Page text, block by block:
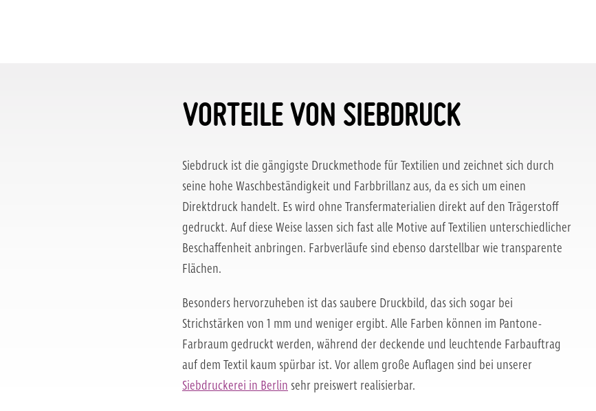
VORTEILE VON SIEBDRUCK
Siebdruck ist die gängigste Druckmethode für Textilien und zeichnet sich durch
seine hohe Waschbeständigkeit und Farbbrillanz aus, da es sich um einen
Direktdruck handelt. Es wird ohne Transfermaterialien direkt auf den Trägerstoff
gedruckt. Auf diese Weise lassen sich fast alle Motive auf Textilien unterschiedlicher
Beschaffenheit anbringen. Farbverläufe sind ebenso darstellbar wie transparente
Flächen.
Besonders hervorzuheben ist das saubere Druckbild, das sich sogar bei
Strichstärken von 1 mm und weniger ergibt. Alle Farben können im Pantone-
Farbraum gedruckt werden, während der deckende und leuchtende Farbauftrag
auf dem Textil kaum spürbar ist. Vor allem große Auflagen sind bei unserer
Siebdruckerei in Berlin sehr preiswert realisierbar.